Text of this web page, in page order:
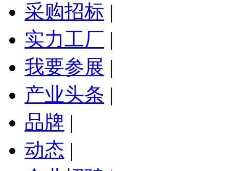
采购招标 |
实力工厂 |
我要参展 |
产业头条 |
品牌 |
动态 |